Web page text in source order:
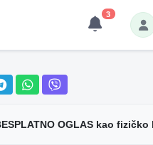
3
OGLAS kao fizičko